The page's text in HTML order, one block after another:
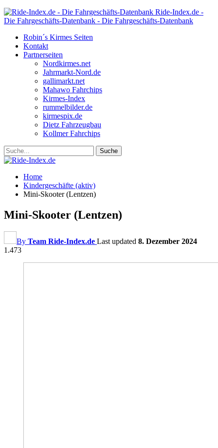
Ride-Index.de -
Die Fahrgeschäfts-Datenbank - Die Fahrgeschäfts-Datenbank
Robin´s Kirmes Seiten
Kontakt
Partnerseiten
Nordkirmes.net
Jahrmarkt-Nord.de
gallimarkt.net
Mahawo Fahrchips
Kirmes-Index
rummelbilder.de
kirmespix.de
Dietz Fahrzeugbau
Kollmer Fahrchips
Home
Kindergeschäfte (aktiv)
Mini-Skooter (Lentzen)
Mini-Skooter (Lentzen)
By Team Ride-Index.de Last updated 8. Dezember 2024
1.473